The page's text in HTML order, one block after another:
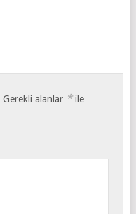
Gerekli alanlar *ile